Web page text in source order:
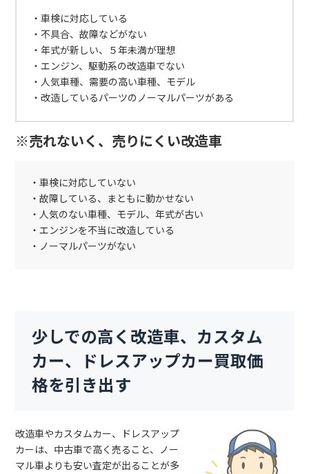
・車検に対応している
・不具合、故障などがない
・年式が新しい、５年未満が理想
・エンジン、駆動系の改造車でない
・人気車種、需要の高い車種、モデル
・改造しているパーツのノーマルパーツがある
※売れないく、売りにくい改造車
・車検に対応していない
・故障している、まともに動かせない
・人気のない車種、モデル、年式が古い
・エンジンを不当に改造している
・ノーマルパーツがない
少しでの高く改造車、カスタム
カー、ドレスアップカー買取価
格を引き出す
改造車やカスタムカー、ドレスアップ
カーは、中古車で高く売ること、ノー
マル車よりも安い査定が出ることが多